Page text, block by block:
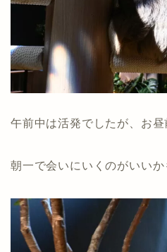
午前中は活発でしたが、お
朝一で会いにいくのがいいか